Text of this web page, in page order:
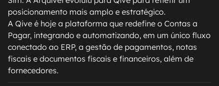
posicionamento mais amplo e estratégico.
A Qive é hoje a plataforma que redefine o Contas a
Pagar, integrando e automatizando, em um único fluxo
conectado ao ERP, a gestão de pagamentos, notas
fiscais e documentos fiscais e financeiros, além de
fornecedores.